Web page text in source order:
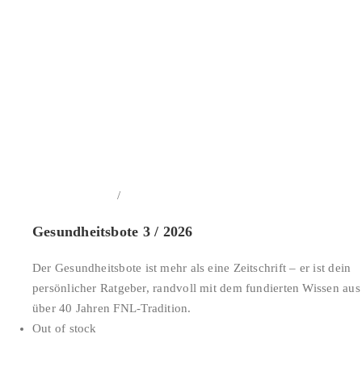
/
Gesundheitsbote 3 / 2026
Der Gesundheitsbote ist mehr als eine Zeitschrift – er ist dein
persönlicher Ratgeber, randvoll mit dem fundierten Wissen aus
über 40 Jahren FNL-Tradition.
Out of stock